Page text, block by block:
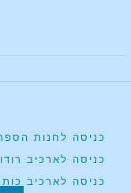
כניסה לחנות
כניסה לארכיב
כניסה לארכיב